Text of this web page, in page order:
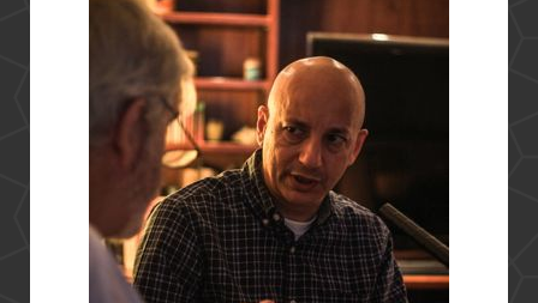
خلفية شخصية
كتابات أكاديمية
مقالات صحافية
بوستات من فيسبوك
مقابلات في الإعلام
Languages